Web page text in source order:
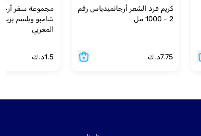
كريم فرد الشعر أرجانميدياس رقم
2 - 1000 مل
7.75د.ك
مجموعة سفر
شامبو وبلسم بزيت
المغربي
1.5د.ك